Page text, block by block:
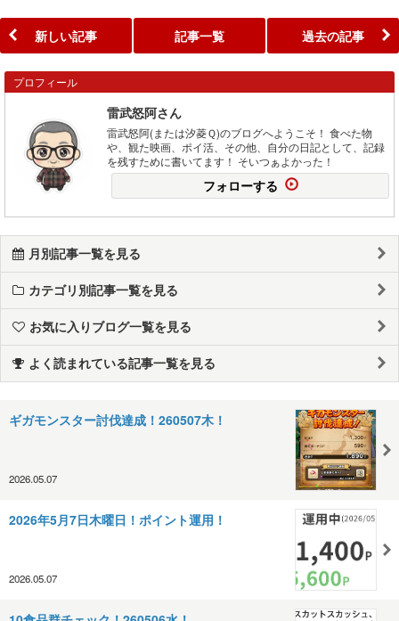
新しい記事 記事一覧 過去の記事
プロフィール
雷武怒阿さん
雷武怒阿(または汐菱Ｑ)のブログへようこそ！ 食べた物
や、観た映画、ポイ活、その他、自分の日記として、記録
を残すために書いてます！ そいつぁよかった！
フォローする
月別記事一覧を見る
カテゴリ別記事一覧を見る
お気に入りブログ一覧を見る
よく読まれている記事一覧を見る
ギガモンスター討伐達成！260507木！
2026.05.07
2026年5月7日木曜日！ポイント運用！
2026.05.07